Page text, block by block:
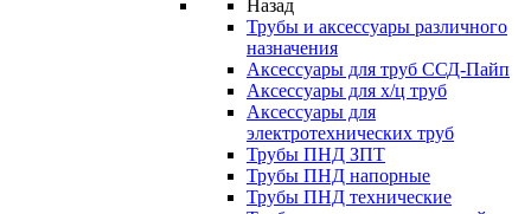
Назад
Трубы и аксессуары различного
назначения
Аксессуары для труб ССД-Пайп
Аксессуары для х/ц труб
Аксессуары для
электротехнических труб
Трубы ПНД ЗПТ
Трубы ПНД напорные
Трубы ПНД технические